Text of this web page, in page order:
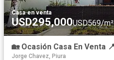
Casa·en venta
USD295,000USD569/m²
Jorge Chavez, Piura